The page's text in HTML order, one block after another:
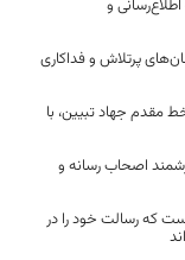
و
پرتلاش و فداکاری
مقدم جهاد تبیین، با
اصحاب رسانه و
که رسالت خود را در